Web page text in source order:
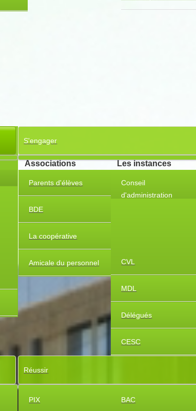
Partenariat stratégique
Charte Erasmus
Témoignages
S'engager
Associations
Parents d'élèves
BDE
La coopérative
Amicale du personnel
Les instances
Conseil
d'administration
CVL
MDL
Délégués
CESC
Réussir
PIX BAC